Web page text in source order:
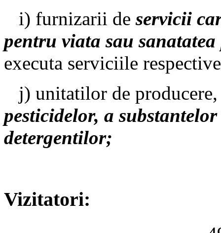
i) furnizarii de servicii
pentru viata sau
executa serviciile
j) unitatilor de producere,
pesticidelor, a
detergentilor;
Vizitatori: